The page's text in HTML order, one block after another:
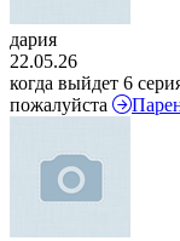
дария
22.05.26
когда выйдет 6
пожалуйста